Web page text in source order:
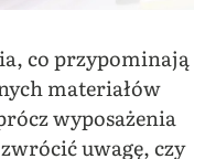
co przypominają
materiałów
wyposażenia
uwagę, czy